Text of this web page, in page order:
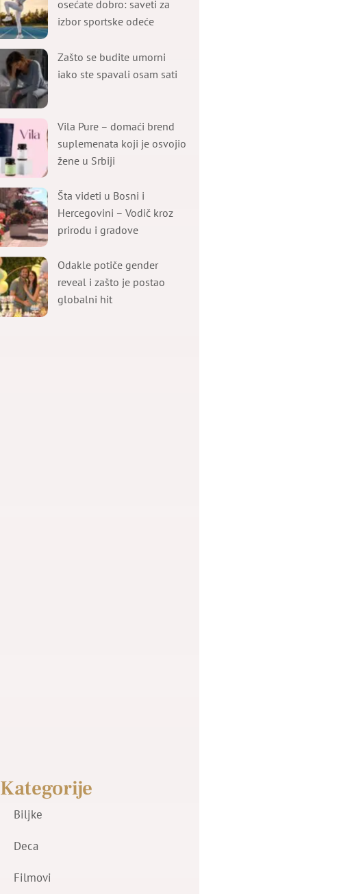
osećate dobro: saveti za
izbor sportske odeće
Zašto se budite umorni
iako ste spavali osam sati
Vila Pure – domaći brend
suplemenata koji je osvojio
žene u Srbiji
Šta videti u Bosni i
Hercegovini – Vodič kroz
prirodu i gradove
Odakle potiče gender
reveal i zašto je postao
globalni hit
Kategorije
Biljke
Deca
Filmovi